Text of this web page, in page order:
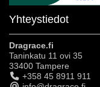
Yhteystiedot
Dragrace.fi
Taninkatu 11 ovi 35
33400 Tampere
+358 45 8911 911